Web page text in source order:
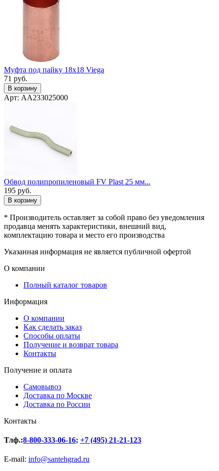
Муфта под пайку 18x18 Viega
71 руб.
В корзину
Арт: AA233025000
Обвод полипропиленовый FV Plast 25 мм...
195 руб.
В корзину
* Производитель оставляет за собой право без уведомления
продавца менять характеристики, внешний вид,
комплектацию товара и место его производства
Указанная информация не является публичной офертой
О компании
Полный каталог товаров
Информация
О компании
Как сделать заказ
Способы оплаты
Получение и возврат товара
Контакты
Получение и оплата
Самовывоз
Доставка по Москве
Доставка по России
Контакты
Тлф.:8-800-333-06-16; +7 (495) 21-21-123
E-mail: info@santehgrad.ru